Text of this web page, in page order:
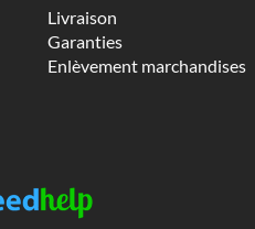
Livraison
Garanties
Enlèvement marchandises